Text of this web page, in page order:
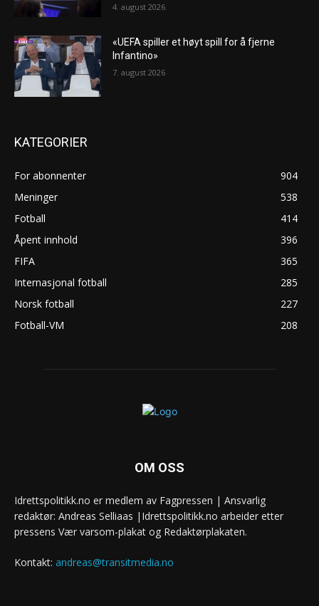
4. august 2026
«UEFA spiller et høyt spill for å fjerne
Infantino»
7. august 2026
KATEGORIER
For abonnenter
904
Meninger
538
Fotball
414
Åpent innhold
396
FIFA
365
Internasjonal fotball
285
Norsk fotball
227
Fotball-VM
208
OM OSS
Idrettspolitikk.no er medlem av Fagpressen | Ansvarlig
redaktør: Andreas Selliaas |Idrettspolitikk.no arbeider etter
pressens Vær varsom-plakat og Redaktørplakaten.
Kontakt: andreas@transitmedia.no